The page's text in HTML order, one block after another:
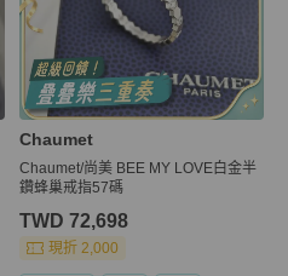
Chaumet
Chaumet/尚美 BEE MY LOVE白金半
鑽蜂巢戒指57碼
TWD 72,698
現折 2,000